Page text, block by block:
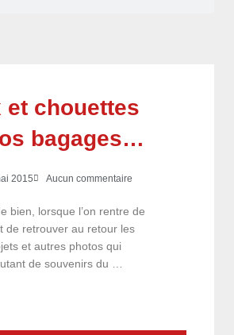
et chouettes
bagages…
2015 Aucun commentaire
bien, lorsque l’on rentre de
de retrouver au retour les
et autres photos qui
de souvenirs du …